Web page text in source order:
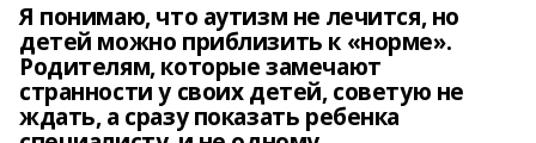
Я понимаю, что аутизм не лечится, но
детей можно приблизить к «норме».
Родителям, которые замечают
странности у своих детей, советую не
ждать, а сразу показать ребенка